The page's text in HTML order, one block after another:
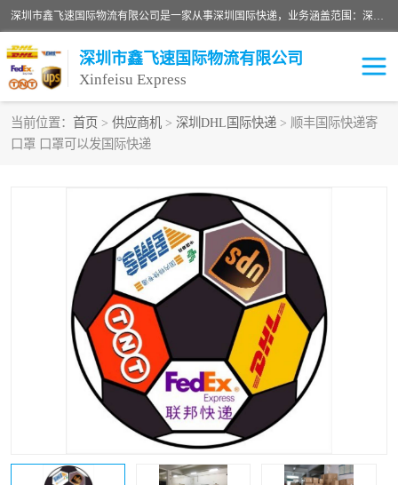
深圳市鑫飞速国际物流有限公司是一家从事深圳国际快递，业务涵盖范围：深圳DHL国际快递、深圳国际快递公司、深圳国际物流公司、深圳国际快递、深圳DHL国际快递电话可拨打全国服务热线：15019287411。欢迎各位亲来人来电到我司洽谈合作。
深圳市鑫飞速国际物流有限公司
Xinfeisu Express
当前位置： 首页 > 供应商机 > 深圳DHL国际快递 > 顺丰国际快递寄
口罩 口罩可以发国际快递
联邦快递
巴西快递
深圳DHL国际快递 伊朗快递
UPS国际快递 深圳国际快递公司
深圳国际物流公司 深圳国际快递电话
DHL国际快递电话 深圳国际快递
新能源电池出口物流